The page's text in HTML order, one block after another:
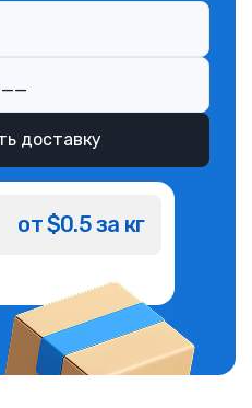
доставку
от $0.5 за кг